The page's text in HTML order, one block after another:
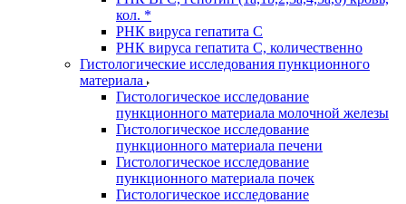
кол. *
РНК вируса гепатита C
РНК вируса гепатита C, количественно
Гистологические исследования пункционного
материала
Гистологическое исследование
пункционного материала молочной железы
Гистологическое исследование
пункционного материала печени
Гистологическое исследование
пункционного материала почек
Гистологическое исследование